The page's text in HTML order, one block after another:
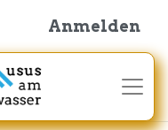
Anmelden